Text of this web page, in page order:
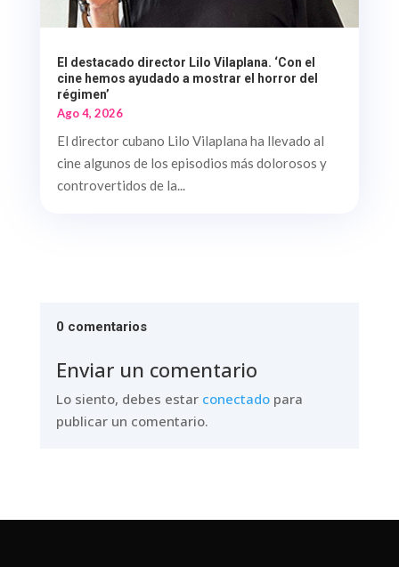
El destacado director Lilo Vilaplana. ‘Con el
cine hemos ayudado a mostrar el horror del
régimen’
Ago 4, 2026
El director cubano Lilo Vilaplana ha llevado al
cine algunos de los episodios más dolorosos y
controvertidos de la...
0 comentarios
Enviar un comentario
Lo siento, debes estar conectadopara
publicar un comentario.